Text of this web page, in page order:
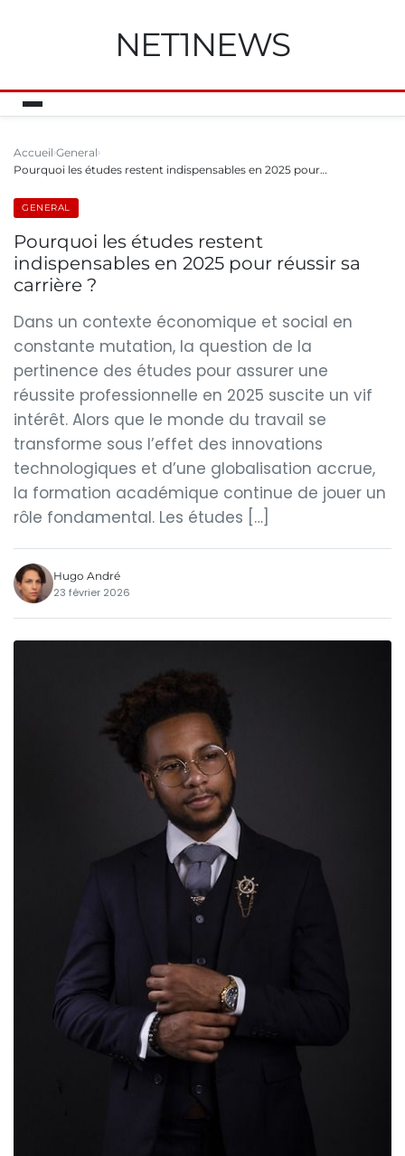
NET1NEWS
Accueil General
Pourquoi les études restent indispensables en 2025 pour…
GENERAL
Pourquoi les études restent
indispensables en 2025 pour réussir sa
carrière ?
Dans un contexte économique et social en
constante mutation, la question de la
pertinence des études pour assurer une
réussite professionnelle en 2025 suscite un vif
intérêt. Alors que le monde du travail se
transforme sous l’effet des innovations
technologiques et d’une globalisation accrue,
la formation académique continue de jouer un
rôle fondamental. Les études […]
Hugo André
23 février 2026